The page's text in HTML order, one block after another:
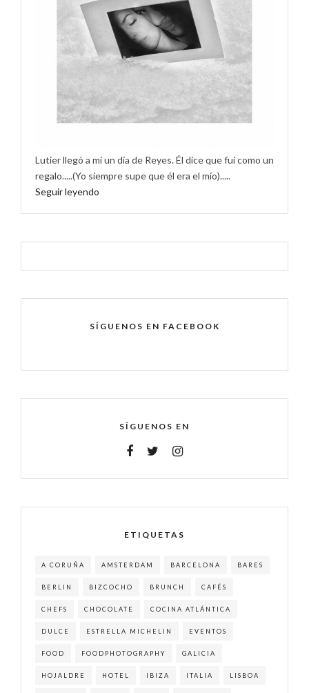
Lutier llegó a mí un día de Reyes. Él dice que fui como un
regalo.....(Yo siempre supe que él era el mío).....
Seguir leyendo
SÍGUENOS EN FACEBOOK
SÍGUENOS EN
ETIQUETAS
A CORUÑA AMSTERDAM BARCELONA BARES
BERLIN BIZCOCHO BRUNCH CAFÉS
CHEFS CHOCOLATE COCINA ATLÁNTICA
DULCE ESTRELLA MICHELIN EVENTOS
FOOD FOODPHOTOGRAPHY GALICIA
HOJALDRE HOTEL IBIZA ITALIA LISBOA